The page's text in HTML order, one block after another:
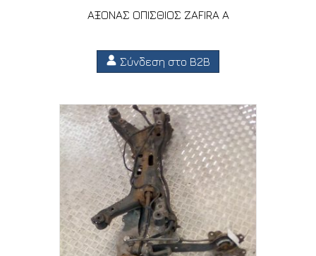
ΑΞΟΝΑΣ ΟΠΙΣΘΙΟΣ ZAFIRA A
Σύνδεση στο B2B